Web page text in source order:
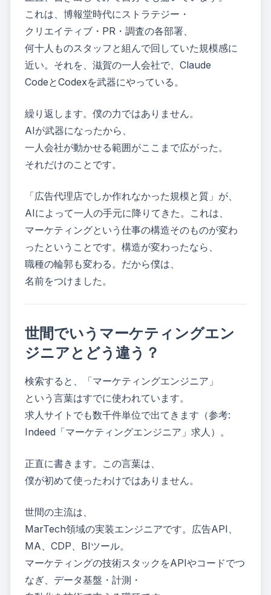
これは、博報堂時代にストラテジー・
クリエイティブ・PR・調査の各部署、
何十人ものスタッフと組んで回していた規模感に
近い。それを、滋賀の一人会社で、Claude
CodeとCodexを武器にやっている。
繰り返します。僕の力ではありません。
AIが武器になったから、
一人会社が動かせる範囲がここまで広がった。
それだけのことです。
「広告代理店でしか作れなかった規模と質」が、
AIによって一人の手元に降りてきた。これは、
マーケティングという仕事の構造そのものが変わ
ったということです。構造が変わったなら、
職種の輪郭も変わる。だから僕は、
名前をつけました。
世間でいうマーケティングエン
ジニアとどう違う？
検索すると、「マーケティングエンジニア」
という言葉はすでに使われています。
求人サイトでも数千件単位で出てきます（参考:
Indeed「マーケティングエンジニア」求人 ）。
正直に書きます。この言葉は、
僕が初めて使ったわけではありません。
世間の主流は、
MarTech領域の実装エンジニアです。広告API、
MA、CDP、BIツール。
マーケティングの技術スタックをAPIやコードでつ
なぎ、データ基盤・計測・